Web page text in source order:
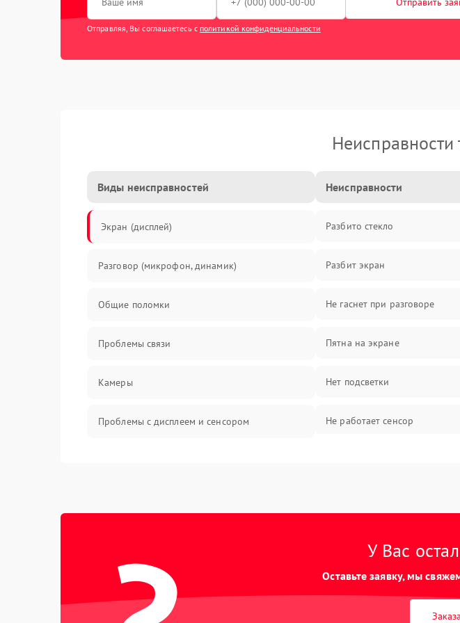
Отправляя, Вы соглашаетесь с политикой конфиденциальности
Виды неисправностей
Экран (дисплей)
Разговор (микрофон, динамик)
Общие поломки
Проблемы связи
Камеры
Проблемы с дисплеем и сенсором
аккумулятором
Неисправности
Разбито стекло
Разбит экран
Не гаснет при разговоре
Пятна на экране
Нет подсветки
Не работает сенсор
У Вас
Оставьте заявку, мы